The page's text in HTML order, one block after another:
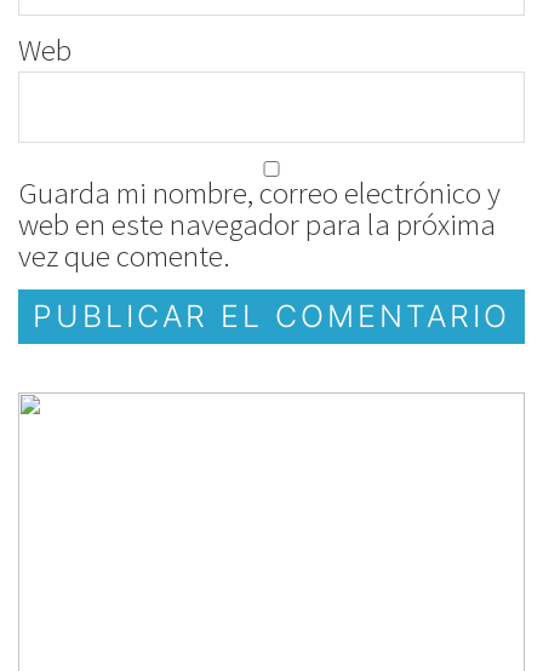
Web
Guarda mi nombre, correo electrónico y
web en este navegador para la próxima
vez que comente.